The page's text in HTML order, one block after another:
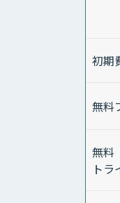
初期
無料
無料
トラ